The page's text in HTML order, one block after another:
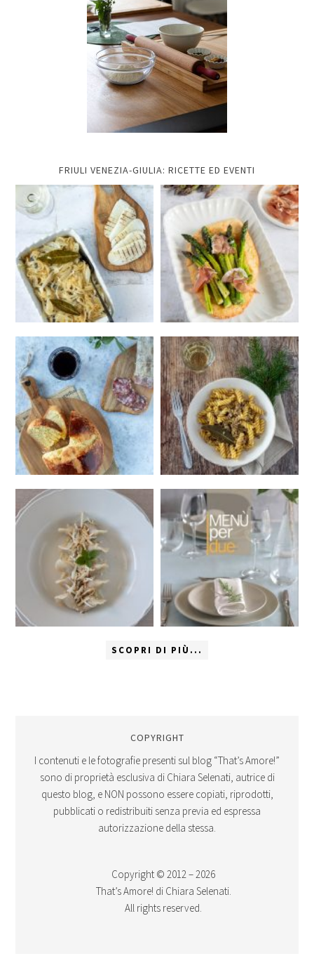
FRIULI VENEZIA-GIULIA: RICETTE ED EVENTI
SCOPRI DI PIÙ...
COPYRIGHT
I contenuti e le fotografie presenti sul blog “That’s Amore!”
sono di proprietà esclusiva di Chiara Selenati, autrice di
questo blog, e NON possono essere copiati, riprodotti,
pubblicati o redistribuiti senza previa ed espressa
autorizzazione della stessa.
Copyright © 2012 – 2026
That’s Amore! di Chiara Selenati.
All rights reserved.